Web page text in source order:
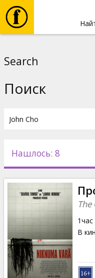
Новости
Подарки
Кинозакуски
B2B
Search
Поиск
Нашлось: 8
The
В